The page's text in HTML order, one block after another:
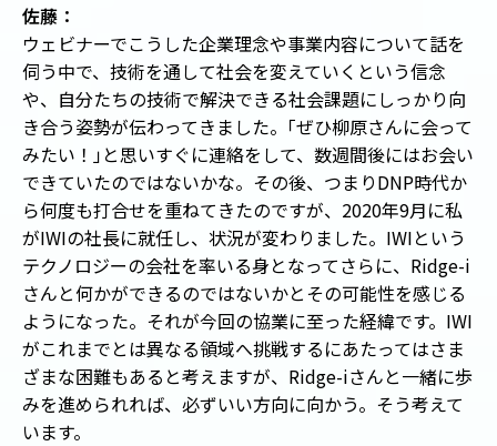
佐藤：
ウェビナーでこうした企業理念や事業内容について話を
伺う中で、技術を通して社会を変えていくという信念
や、自分たちの技術で解決できる社会課題にしっかり向
き合う姿勢が伝わってきました。 「ぜひ柳原さんに会って
みたい！ 」と思いすぐに連絡をして、数週間後にはお会い
できていたのではないかな。その後、つまりDNP時代か
ら何度も打合せを重ねてきたのですが、2020年9月に私
がIWIの社長に就任し、状況が変わりました。IWIという
テクノロジーの会社を率いる身となってさらに、Ridge-i
さんと何かができるのではないかとその可能性を感じる
ようになった。それが今回の協業に至った経緯です。IWI
がこれまでとは異なる領域へ挑戦するにあたってはさま
ざまな困難もあると考えますが、Ridge-iさんと一緒に歩
みを進められれば、必ずいい方向に向かう。そう考えて
います。